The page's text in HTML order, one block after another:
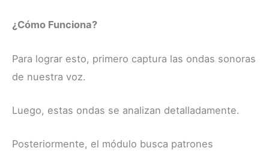
¿Cómo Funciona?
Para lograr esto, primero captura las ondas sonoras
de nuestra voz.
Luego, estas ondas se analizan detalladamente.
Posteriormente, el módulo busca patrones